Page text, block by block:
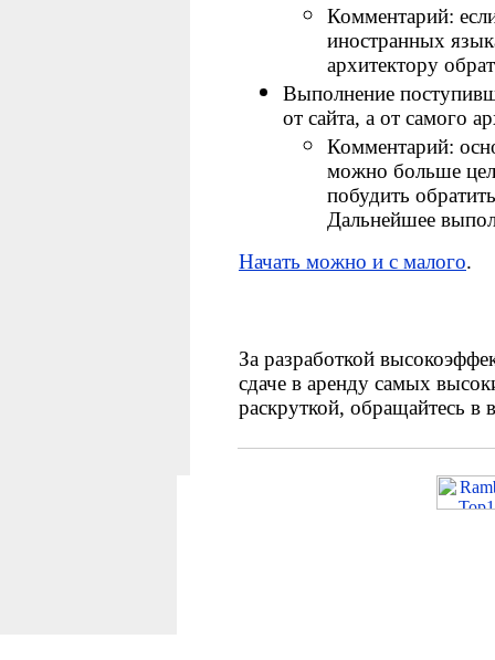
Комментарий:
иностранных
архитектору
Выполнение
от сайта, а от самого
Комментарий:
можно больше
побудить
Дальнейшее
Начать можно и с малого.
За разработкой
сдаче в аренду самых
раскруткой, обращайтесь